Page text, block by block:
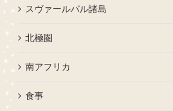
スヴァールバル諸島
北極圏
南アフリカ
食事